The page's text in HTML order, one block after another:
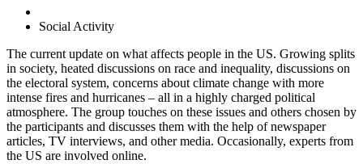
Social Activity
The current update on what affects people in the US. Growing splits
in society, heated discussions on race and inequality, discussions on
the electoral system, concerns about climate change with more
intense fires and hurricanes – all in a highly charged political
atmosphere. The group touches on these issues and others chosen by
the participants and discusses them with the help of newspaper
articles, TV interviews, and other media. Occasionally, experts from
the US are involved online.